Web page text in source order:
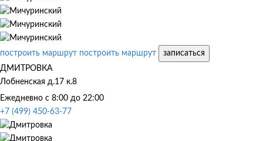
построить маршрут построить маршрут
записаться
ДМИТРОВКА
Лобненская д.17 к.8
Ежедневно с 8:00 до 22:00
+7 (499) 450-63-77